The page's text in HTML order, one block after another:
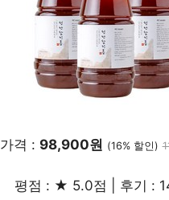
가격 : 98,900원 (16% 할인)
평점 : ★ 5.0점 | 후기 :